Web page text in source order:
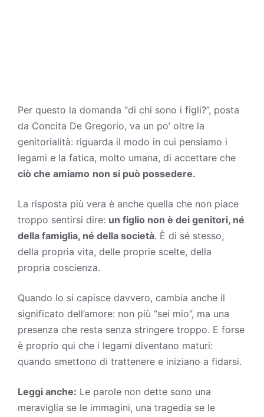
Per questo la domanda “di chi sono i figli?”, posta
da Concita De Gregorio, va un po’ oltre la
genitorialità: riguarda il modo in cui pensiamo i
legami e la fatica, molto umana, di accettare che
ciò che amiamo non si può possedere.
La risposta più vera è anche quella che non piace
troppo sentirsi dire: un figlio non è dei genitori, né
della famiglia, né della società. È di sé stesso,
della propria vita, delle proprie scelte, della
propria coscienza.
Quando lo si capisce davvero, cambia anche il
significato dell’amore: non più “sei mio”, ma una
presenza che resta senza stringere troppo. E forse
è proprio qui che i legami diventano maturi:
quando smettono di trattenere e iniziano a fidarsi.
Leggi anche: Le parole non dette sono una
meraviglia se le immagini, una tragedia se le